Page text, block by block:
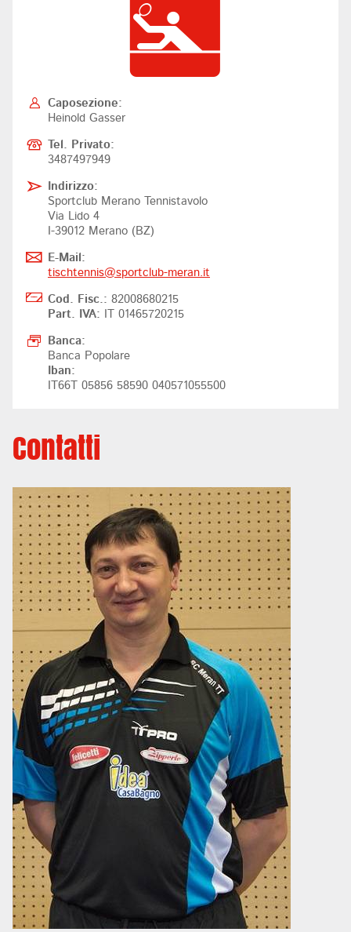
Caposezione:
Heinold Gasser
Tel. Privato:
3487497949
Indirizzo:
Sportclub Merano Tennistavolo
Via Lido 4
I-39012 Merano (BZ)
E-Mail:
tischtennis@sportclub-meran.it
Cod. Fisc.: 82008680215
Part. IVA:
IT 01465720215
Banca:
Banca Popolare
Iban:
IT66T 05856 58590 040571055500
Contatti